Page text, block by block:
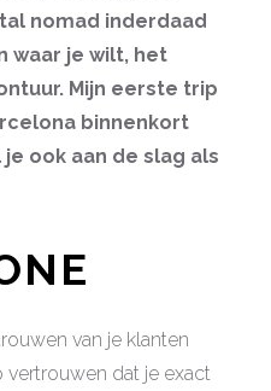
nomad inderdaad
waar je wilt, het
Mijn eerste trip
binnenkort
ook aan de slag als
van je klanten
vertrouwen dat je exact